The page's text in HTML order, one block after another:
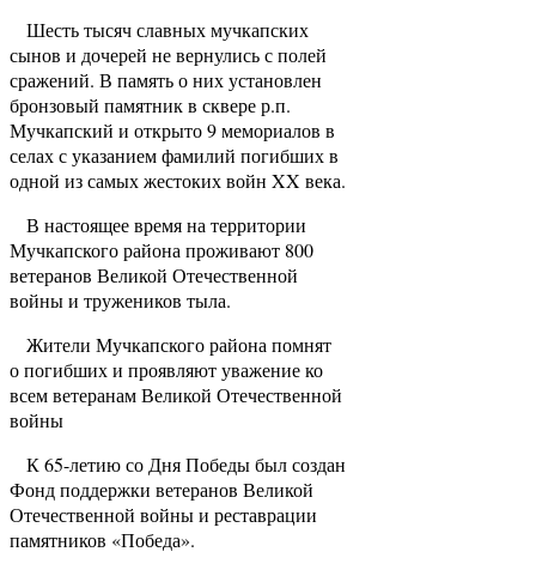
Шесть тысяч славных мучкапских
сынов и дочерей не вернулись с полей
сражений. В память о них установлен
бронзовый памятник в сквере р.п.
Мучкапский и открыто 9 мемориалов в
селах с указанием фамилий погибших в
одной из самых жестоких войн XX века.
В настоящее время на территории
Мучкапского района проживают 800
ветеранов Великой Отечественной
войны и тружеников тыла.
Жители Мучкапского района помнят
о погибших и проявляют уважение ко
всем ветеранам Великой Отечественной
войны
К 65-летию со Дня Победы был создан
Фонд поддержки ветеранов Великой
Отечественной войны и реставрации
памятников «Победа».